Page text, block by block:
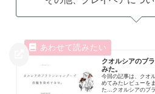
クオルシアのブ
みた。
今回の記事は、クオ
めてみたレビューを
た…クオルシアのブ